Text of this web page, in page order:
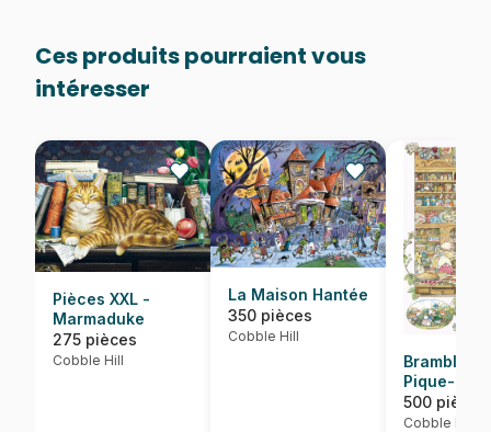
Ces produits pourraient vous
intéresser
Pièces XXL -
Marmaduke
275 pièces
Cobble Hill
La Maison Hantée
350 pièces
Cobble Hill
Brambly
Pique-
500 pièces
Cobble Hill